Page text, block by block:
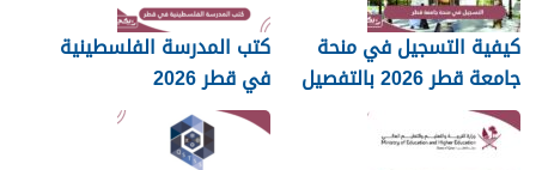
كيفية التسجيل في منحة
جامعة قطر 2026 بالتفصيل
كتب المدرسة الفلسطينية
في قطر 2026